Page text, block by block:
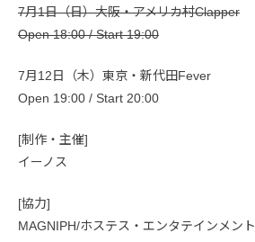
7月1日（日）大阪・アメリカ村Clapper
Open 18:00 / Start 19:00
7月12日（木）東京・新代田Fever
Open 19:00 / Start 20:00
[制作・主催]
イーノス
[協力]
MAGNIPH/ホステス・エンタテインメント